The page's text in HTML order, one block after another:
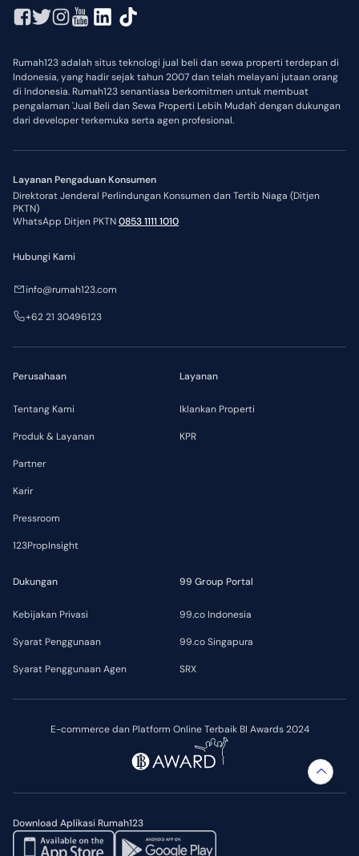
Rumah123 adalah situs teknologi jual beli dan sewa properti terdepan di
Indonesia, yang hadir sejak tahun 2007 dan telah melayani jutaan orang
di Indonesia. Rumah123 senantiasa berkomitmen untuk membuat
pengalaman 'Jual Beli dan Sewa Properti Lebih Mudah' dengan dukungan
dari developer terkemuka serta agen profesional.
Layanan Pengaduan Konsumen
Direktorat Jenderal Perlindungan Konsumen dan Tertib Niaga (Ditjen
PKTN)
WhatsApp Ditjen PKTN0853 1111 1010
E-commerce dan Platform Online Terbaik BI Awards 2024
Download Aplikasi Rumah123
Perusahaan
Tentang Kami
Produk & Layanan
Partner
Karir
Pressroom
123PropInsight
Layanan
Iklankan Properti
KPR
Dukungan
Kebijakan Privasi
Syarat Penggunaan
Syarat Penggunaan Agen
99 Group Portal
99.co Indonesia
99.co Singapura
SRX
Hubungi Kami
info@rumah123.com
+62 21 30496123